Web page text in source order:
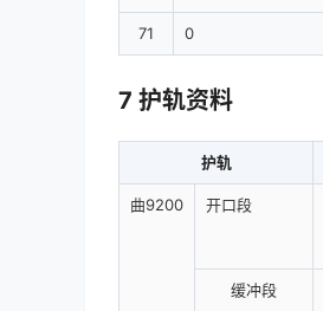
71 0
7 护轨资料
护轨
曲9200 开口段
缓冲段